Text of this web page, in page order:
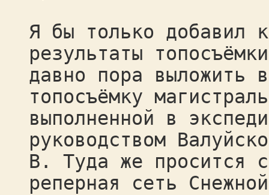
Я бы только добавил
результаты
давно пора выложить
топосъёмку
выполненной в
руководством
В. Туда же просится
реперная сеть